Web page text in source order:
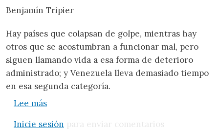
Benjamín Tripier
Hay países que colapsan de golpe, mientras hay
otros que se acostumbran a funcionar mal, pero
siguen llamando vida a esa forma de deterioro
administrado; y Venezuela lleva demasiado tiempo
en esa segunda categoría.
Lee mássobre Análisis de entorno: ¿Estamos
Inicie sesión para enviar comentarios